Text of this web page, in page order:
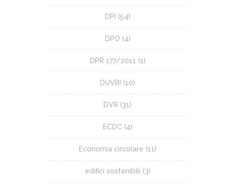
DPI (54)
DPO (4)
DPR 177/2011 (1)
DUVRI (10)
DVR (31)
ECDC (4)
Economia circolare (11)
edifici sostenibili (3)